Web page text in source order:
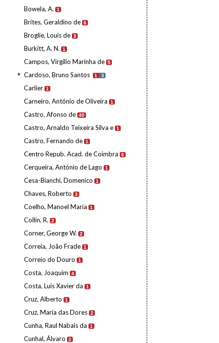
Bowela, A. 1
Brites, Geraldino de 6
Broglie, Louis de 3
Burkitt, A. N. 1
Campos, Virgílio Marinha de 5
Cardoso, Bruno Santos 1 3
Carlier 1
Carneiro, António de Oliveira 1
Castro, Afonso de 40
Castro, Arnaldo Teixeira Silva e 1
Castro, Fernando de 1
Centro Repub. Acad. de Coimbra 6
Cerqueira, António de Lago 1
Cesa-Bianchi, Domenico 1
Chaves, Roberto 3
Coelho, Manoel Maria 1
Collin, R. 2
Corner, George W. 2
Correia, João Frade 1
Correio do Douro 1
Costa, Joaquim 4
Costa, Luis Xavier da 1
Cruz, Alberto 1
Cruz, Maria das Dores 2
Cunha, Raul Nabais da 1
Cunhal, Álvaro 2